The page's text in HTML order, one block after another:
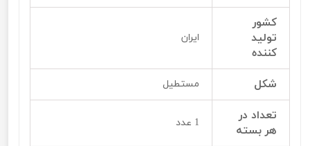
کشور
تولید
کننده
ایران
شکل مستطیل
تعداد در
هر بسته
1 عدد